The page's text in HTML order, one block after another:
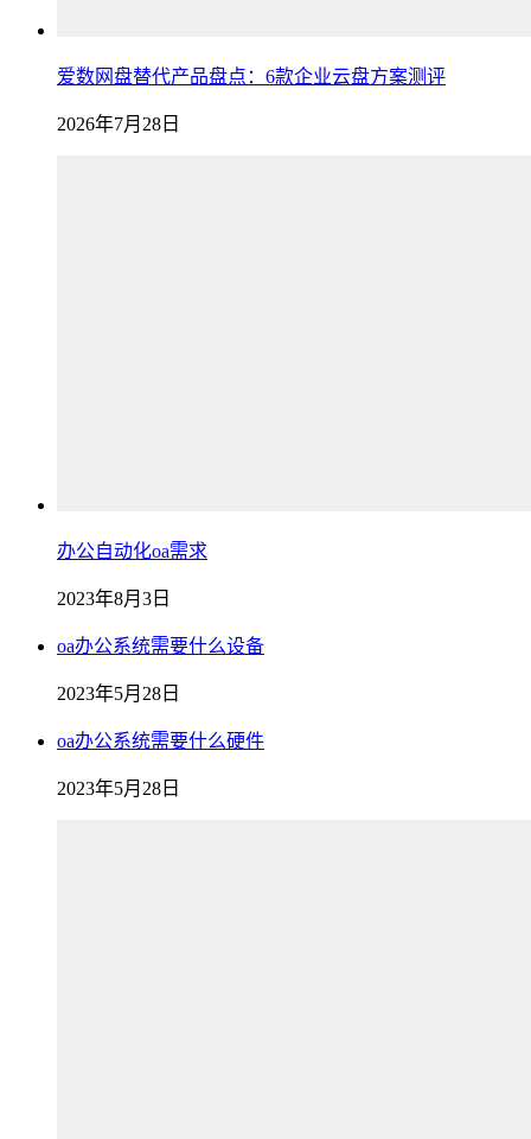
爱数网盘替代产品盘点：6款企业云盘方案测评
2026年7月28日
办公自动化oa需求
2023年8月3日
oa办公系统需要什么设备
2023年5月28日
oa办公系统需要什么硬件
2023年5月28日